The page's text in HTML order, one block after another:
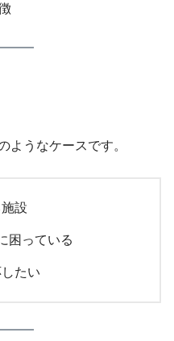
ようなケースです。
設
困っている
たい